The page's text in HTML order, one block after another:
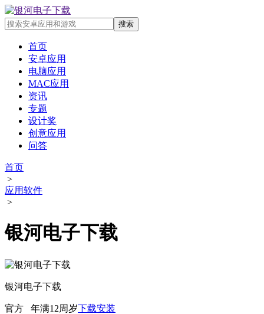
首页
安卓应用
电脑应用
MAC应用
资讯
专题
设计奖
创意应用
问答
首页
>
应用软件
>
银河电子下载
银河电子下载
官方 年满12周岁下载安装